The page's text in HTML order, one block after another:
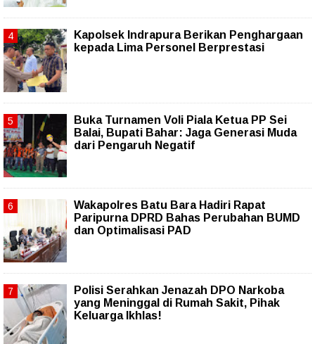
Kapolsek Indrapura Berikan Penghargaan
kepada Lima Personel Berprestasi
Buka Turnamen Voli Piala Ketua PP Sei
Balai, Bupati Bahar: Jaga Generasi Muda
dari Pengaruh Negatif
Wakapolres Batu Bara Hadiri Rapat
Paripurna DPRD Bahas Perubahan BUMD
dan Optimalisasi PAD
Polisi Serahkan Jenazah DPO Narkoba
yang Meninggal di Rumah Sakit, Pihak
Keluarga Ikhlas!